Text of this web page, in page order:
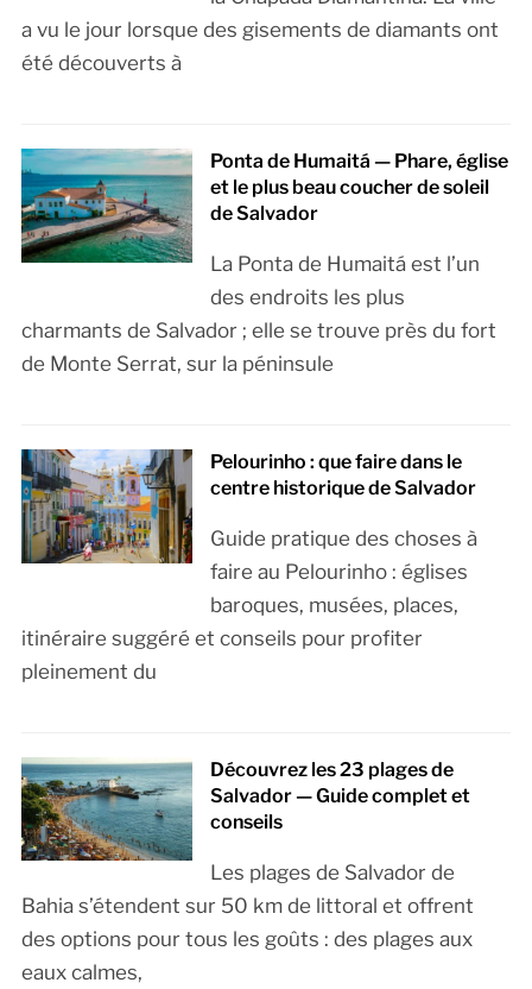
a vu le jour lorsque des gisements de diamants ont
été découverts à
Ponta de Humaitá — Phare, église
et le plus beau coucher de soleil
de Salvador
La Ponta de Humaitá est l’un
des endroits les plus
charmants de Salvador ; elle se trouve près du fort
de Monte Serrat, sur la péninsule
Pelourinho : que faire dans le
centre historique de Salvador
Guide pratique des choses à
faire au Pelourinho : églises
baroques, musées, places,
itinéraire suggéré et conseils pour profiter
pleinement du
Découvrez les 23 plages de
Salvador — Guide complet et
conseils
Les plages de Salvador de
Bahia s’étendent sur 50 km de littoral et offrent
des options pour tous les goûts : des plages aux
eaux calmes,